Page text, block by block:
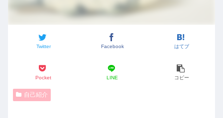
Twitter Facebook はてブ
Pocket LINE コピー
自己紹介